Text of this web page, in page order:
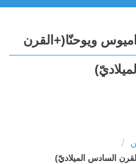
ويوحنّا(+القرن
/
السادس الميلاديّ)